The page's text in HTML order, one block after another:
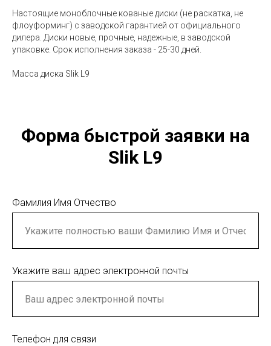
Настоящие моноблочные кованые диски (не раскатка, не
флоуформинг) с заводской гарантией от официального
дилера. Диски новые, прочные, надежные, в заводской
упаковке. Срок исполнения заказа - 25-30 дней.
Масса диска Slik L9
Форма быстрой заявки на
Slik L9
Фамилия Имя Отчество
Укажите ваш адрес электронной почты
Телефон для связи